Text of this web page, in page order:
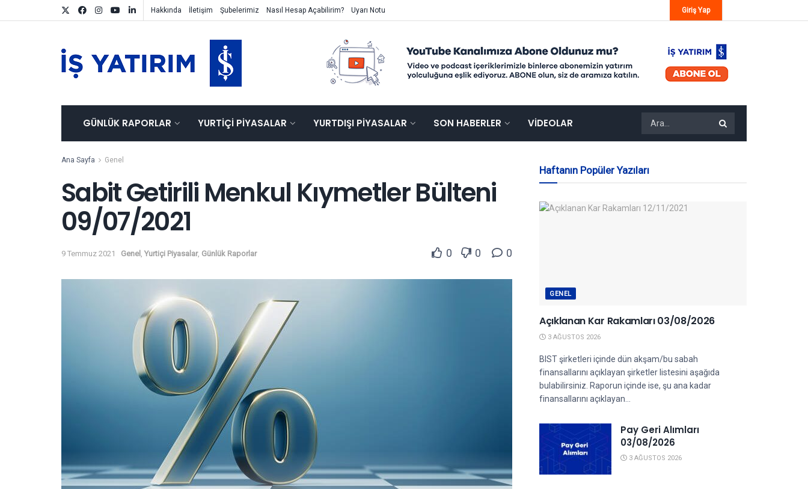
Hakkında İletişim Şubelerimiz Nasıl Hesap Açabilirim? Uyarı Notu Giriş Yap
GÜNLÜK RAPORLAR YURTIÇI PIYASALAR YURTDIŞI PIYASALAR SON HABERLER VIDEOLAR
Ana Sayfa Genel
Sabit Getirili Menkul Kıymetler Bülteni
09/07/2021
9 Temmuz 2021 Genel Yurtiçi Piyasalar, Günlük Raporlar 0 0 0
Haftanın Popüler Yazıları
GENEL
Açıklanan Kar Rakamları 03/08/2026
3 AĞUSTOS 2026
BIST şirketleri içinde dün akşam/bu sabah
finansallarını açıklayan şirketler listesini aşağıda
bulabilirsiniz. Raporun içinde ise, şu ana kadar
finansallarını açıklayan...
Pay Geri Alımları
03/08/2026
3 AĞUSTOS 2026